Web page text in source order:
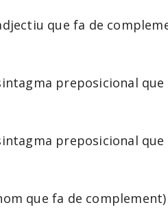
que fa de
preposicional
preposicional
que fa de complement)